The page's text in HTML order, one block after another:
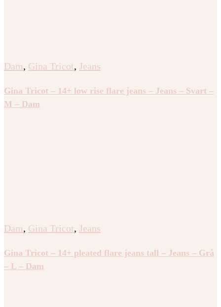
Dam, Gina Tricot, Jeans
Gina Tricot – 14+ low rise flare jeans – Jeans – Svart –
M – Dam
Dam, Gina Tricot, Jeans
Gina Tricot – 14+ pleated flare jeans tall – Jeans – Grå
– L – Dam